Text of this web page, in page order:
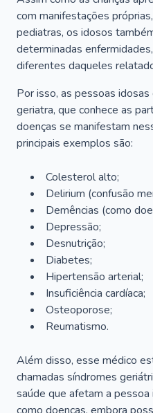
com manifestações
pediatras, os idosos
determinadas
diferentes daqueles
Por isso, as pessoas
geriatra, que conhece as
doenças se manifestam
principais exemplos são:
Colesterol alto;
Delirium (confusão
Demências (como
Depressão;
Desnutrição;
Diabetes;
Hipertensão arterial;
Insuficiência cardíaca;
Osteoporose;
Reumatismo.
Além disso, esse médico
chamadas síndromes
saúde que afetam a